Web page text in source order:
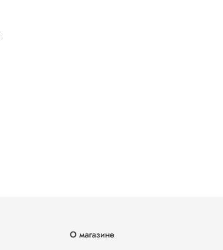
О магазине